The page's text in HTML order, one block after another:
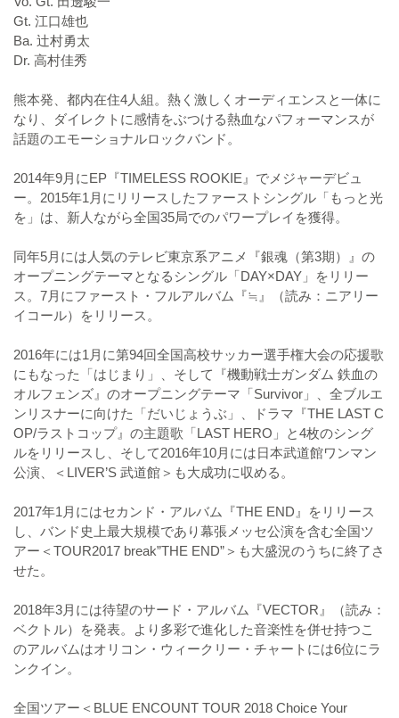
Gt. 江口雄也
Ba. 辻村勇太
Dr. 高村佳秀
熊本発、都内在住4人組。熱く激しくオーディエンスと一体に
なり、ダイレクトに感情をぶつける熱血なパフォーマンスが
話題のエモーショナルロックバンド。
2014年9月にEP『TIMELESS ROOKIE』でメジャーデビュ
ー。2015年1月にリリースしたファーストシングル「もっと光
を」は、新人ながら全国35局でのパワープレイを獲得。
同年5月には人気のテレビ東京系アニメ『銀魂（第3期）』の
オープニングテーマとなるシングル「DAY×DAY」をリリー
ス。7月にファースト・フルアルバム『≒』（読み：ニアリー
イコール）をリリース。
2016年には1月に第94回全国高校サッカー選手権大会の応援歌
にもなった「はじまり」、そして『機動戦士ガンダム 鉄血の
オルフェンズ』のオープニングテーマ「Survivor」、全ブルエ
ンリスナーに向けた「だいじょうぶ」、ドラマ『THE LAST C
OP/ラストコップ』の主題歌「LAST HERO」と4枚のシング
ルをリリースし、そして2016年10月には日本武道館ワンマン
公演、＜LIVER’S 武道館＞も大成功に収める。
2017年1月にはセカンド・アルバム『THE END』をリリース
し、バンド史上最大規模であり幕張メッセ公演を含む全国ツ
アー＜TOUR2017 break”THE END”＞も大盛況のうちに終了さ
せた。
2018年3月には待望のサード・アルバム『VECTOR』（読み：
ベクトル）を発表。より多彩で進化した音楽性を併せ持つこ
のアルバムはオリコン・ウィークリー・チャートには6位にラ
ンクイン。
全国ツアー＜BLUE ENCOUNT TOUR 2018 Choice Your